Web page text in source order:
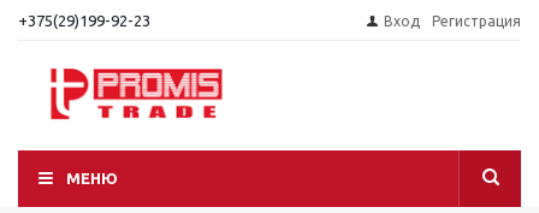
+375(29)199-92-23 Вход Регистрация
МЕНЮ